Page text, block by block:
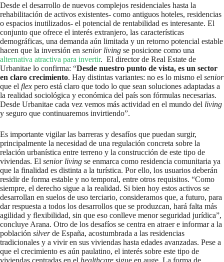
Desde el desarrollo de nuevos complejos residenciales hasta la
rehabilitación de activos existentes- como antiguos hoteles, residencias
o espacios inutilizados- el potencial de rentabilidad es interesante. El
conjunto que ofrece el interés extranjero, las características
demográficas, una demanda aún limitada y un retorno potencial estable
hacen que la inversión en senior living se posicione como una
alternativa atractiva para invertir. El director de Real Estate de
Urbanitae lo confirma: “Desde nuestro punto de vista, es un sector
en claro crecimiento. Hay distintas variantes: no es lo mismo el senior
que el flex pero está claro que todo lo que sean soluciones adaptadas a
la realidad sociológica y económica del país son fórmulas necesarias.
Desde Urbanitae cada vez vemos más actividad en el mundo del living
y seguro que continuaremos invirtiendo”.
Es importante vigilar las barreras y desafíos que puedan surgir,
principalmente la necesidad de una regulación concreta sobre la
relación urbanística entre terreno y la construcción de este tipo de
viviendas. El senior living se enmarca como residencia comunitaria ya
que la finalidad es distinta a la turística. Por ello, los usuarios deberán
residir de forma estable y no temporal, entre otros requisitos. “Como
siempre, el derecho sigue a la realidad. Si bien hoy estos activos se
desarrollan en suelos de uso terciario, consideramos que, a futuro, para
dar respuesta a todos los desarrollos que se produzcan, hará falta más
agilidad y flexibilidad, sin que eso conlleve menor seguridad jurídica”,
concluye Arana. Otro de los desafíos se centra en atraer e informar a la
población silverde España, acostumbrada a las residencias
tradicionales y a vivir en sus viviendas hasta edades avanzadas. Pese a
que el crecimiento es aún paulatino, el interés sobre este tipo de
viviendas centradas en el healthcare sigue en auge. La forma de